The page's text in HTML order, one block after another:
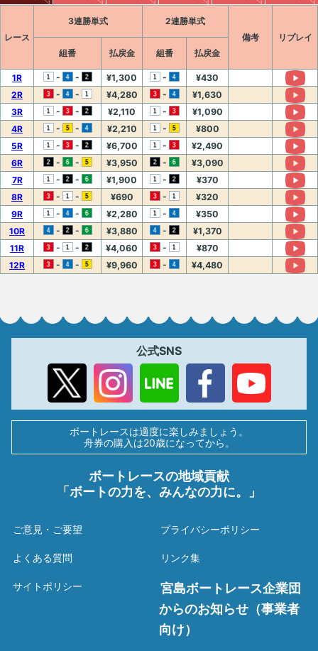
レース
3連勝単式
2連勝単式
備考
リプレイ
組番
払戻金 組番 払戻金
1R - - ¥1,300 -
¥430
2R
- - ¥4,280 -
¥1,630
3R
- - ¥2,110 -
¥1,090
4R
- - ¥2,210 -
¥800
5R
- - ¥6,700 -
¥2,490
6R
- - ¥3,950 -
¥3,090
7R
- - ¥1,900 -
¥370
8R
- - ¥690 -
¥320
9R
- - ¥2,280 -
¥350
10R
- - ¥3,880 -
¥1,370
11R
- - ¥4,060 -
¥870
12R
- - ¥9,960 - ¥4,480
公式SNS
ボートレースは適度に楽しみましょう。
舟券の購入は20歳になってから。
ボートレースの地域貢献
「ボートの力を、みんなの力に。」
ご意見・ご要望
よくある質問
サイトポリシー
プライバシーポリシー
リンク集
宮島ボートレース企業団
からのお知らせ（事業者
向け）